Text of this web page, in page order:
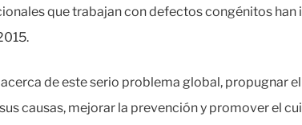
que trabajan con defectos congénitos
de este serio problema global, propugnar
causas, mejorar la prevención y promover el